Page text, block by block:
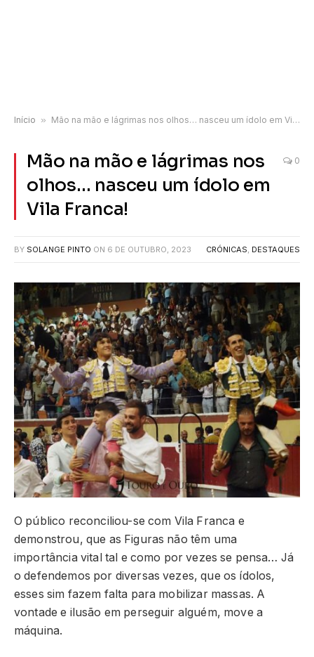
Início » Mão na mão e lágrimas nos olhos… nasceu um ídolo em Vila Franca!
Mão na mão e lágrimas nos
olhos… nasceu um ídolo em
Vila Franca!
0
BY SOLANGE PINTO ON 6 DE OUTUBRO, 2023 CRÓNICAS, DESTAQUES
O público reconciliou-se com Vila Franca e
demonstrou, que as Figuras não têm uma
importância vital tal e como por vezes se pensa… Já
o defendemos por diversas vezes, que os ídolos,
esses sim fazem falta para mobilizar massas. A
vontade e ilusão em perseguir alguém, move a
máquina.